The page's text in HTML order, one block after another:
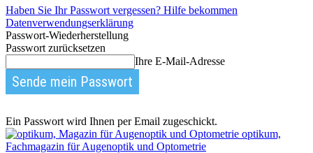
Haben Sie Ihr Passwort vergessen? Hilfe bekommen
Datenverwendungserklärung
Passwort-Wiederherstellung
Passwort zurücksetzen
Ihre E-Mail-Adresse
Ein Passwort wird Ihnen per Email zugeschickt.
optikum,
Fachmagazin für Augenoptik und Optometrie